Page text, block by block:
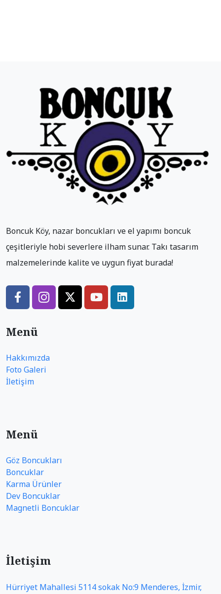
Boncuk Köy, nazar boncukları ve el yapımı boncuk
çeşitleriyle hobi severlere ilham sunar. Takı tasarım
malzemelerinde kalite ve uygun fiyat burada!
Menü
Hakkımızda
Foto Galeri
İletişim
Menü
Göz Boncukları
Boncuklar
Karma Ürünler
Dev Boncuklar
Magnetli Boncuklar
İletişim
Hürriyet Mahallesi 5114 sokak No:9 Menderes, İzmir,